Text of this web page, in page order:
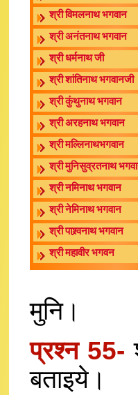
श्री विमलनाथ भगवान
श्री अनंतनाथ भगवान
श्री धर्मनाथ जी
श्री शांतिनाथ भगवानजी
श्री कुंथुनाथ भगवान
श्री अरहनाथ भगवान
श्री मल्लिनाथभगवान
श्री मुनिसुव्रतनाथ
श्री नमिनाथ भगवान
श्री नेमिनाथ भगवान
श्री पाश्र्वनाथ भगवान
श्री महावीर भगवन
मुनि।
प्रश्न 55-
बताइये।